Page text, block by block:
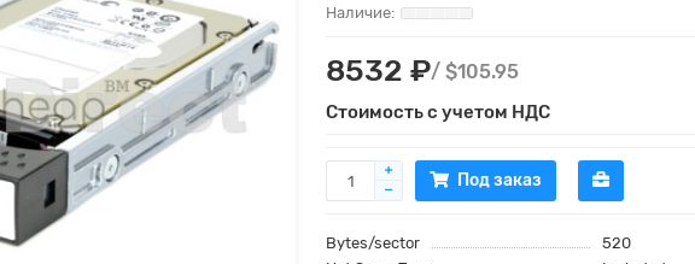
8532 ₽/ $105.95
Стоимость с учетом НДС
Под заказ
Bytes/sector
520